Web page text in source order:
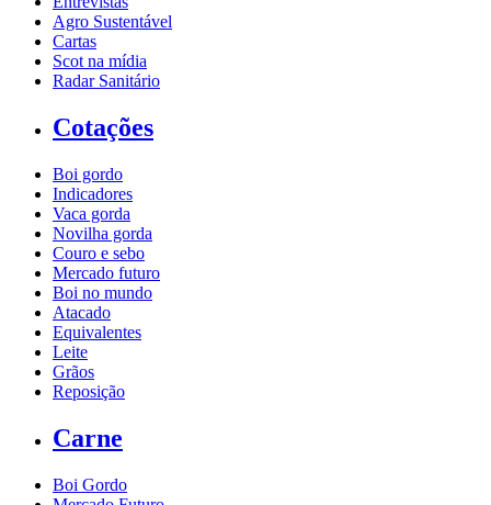
Agro Sustentável
Cartas
Scot na mídia
Radar Sanitário
Cotações
Boi gordo
Indicadores
Vaca gorda
Novilha gorda
Couro e sebo
Mercado futuro
Boi no mundo
Atacado
Equivalentes
Leite
Grãos
Reposição
Carne
Boi Gordo